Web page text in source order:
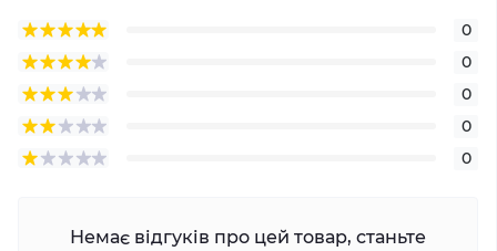
0
0
0
0
0
Немає відгуків про цей товар, станьте